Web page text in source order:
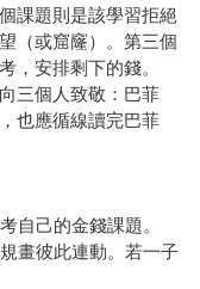
課題則是該學習拒絕
（或窟窿）。第三個
，安排剩下的錢。
三個人致敬：巴菲
也應循線讀完巴菲
自己的金錢課題。
畫彼此連動。若一子